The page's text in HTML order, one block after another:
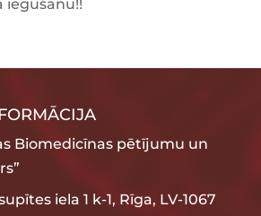
iegūšanu!!
Biomedicīnas pētījumu un
iela 1 k-1, Rīga, LV-1067